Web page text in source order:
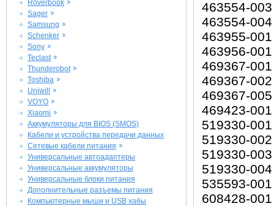
Roverbook
Sager
Samsung
Schenker
Sony
Teclast
Thunderobot
Toshiba
Uniwill
VOYO
Xiaomi
Аккумуляторы для BIOS (SMOS)
Кабели и устройства передачи данных
Сетевые кабели питания
Универсальные автоадаптеры
Универсальные аккумуляторы
Универсальные блоки питания
Дополнительные разъемы питания
Компьютерные мыши и USB хабы
463554-003
463554-004
463955-001
463956-001
469367-001
469367-002
469367-005
469423-001
519330-001
519330-002
519330-003
519330-004
535593-001
608428-001